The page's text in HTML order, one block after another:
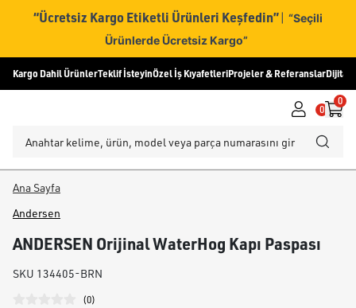
“Ücretsiz Kargo Etiketli Ürünleri Keşfedin” | “Seçili
Ürünlerde Ücretsiz Kargo”
Kargo Dahil ÜrünlerTeklif İsteyinÖzel İş KıyafetleriProjeler & ReferanslarDijital
0
0
Ana Sayfa
Andersen
ANDERSEN Orijinal WaterHog Kapı Paspası
SKU 134405-BRN
(0)